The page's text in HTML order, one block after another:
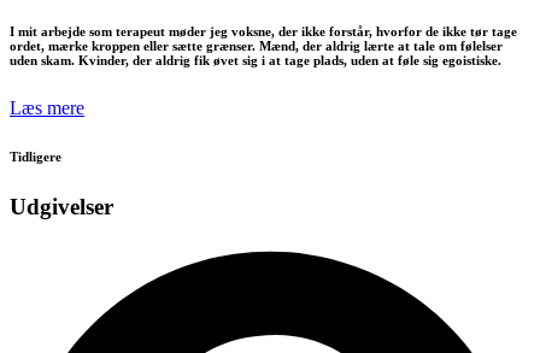
I mit arbejde som terapeut møder jeg voksne, der ikke forstår, hvorfor de ikke tør tage
ordet, mærke kroppen eller sætte grænser. Mænd, der aldrig lærte at tale om følelser
uden skam. Kvinder, der aldrig fik øvet sig i at tage plads, uden at føle sig egoistiske.
Læs mere
Tidligere
Udgivelser